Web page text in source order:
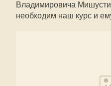
Владимировича
необходим наш курс и